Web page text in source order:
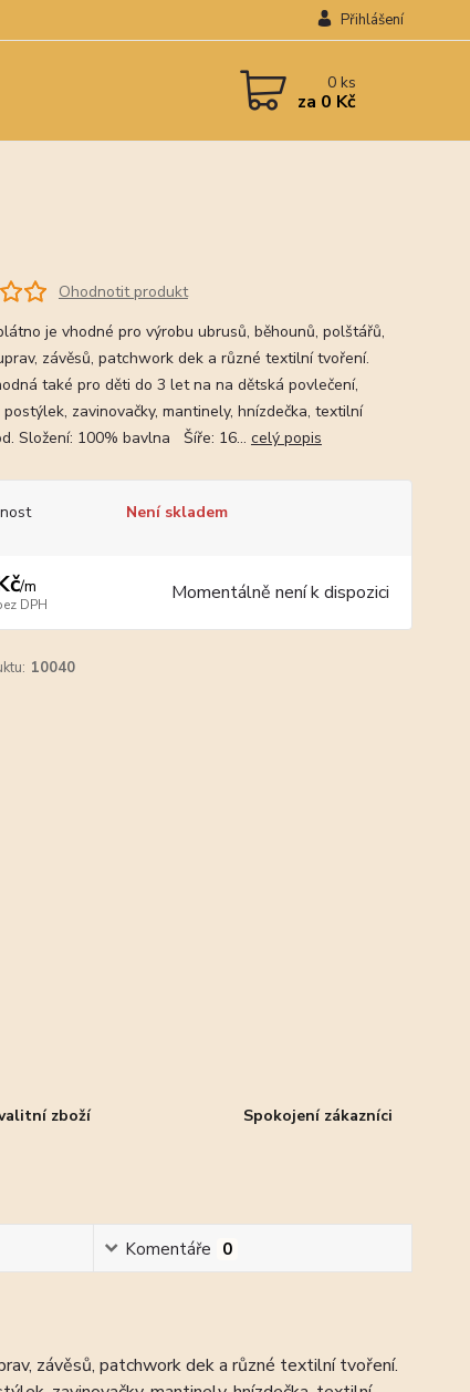
Přihlášení
0ks
za 0 Kč
Ohodnotit produkt
je vhodné pro výrobu ubrusů, běhounů, polštářů,
závěsů, patchwork dek a různé textilní tvoření.
také pro děti do 3 let na na dětská povlečení,
zavinovačky, mantinely, hnízdečka, textilní
Složení: 100% bavlna Šíře: 16... celý popis
Není skladem
/m
DPH Momentálně není k dispozici
10040
zboží Spokojení zákazníci
Komentáře 0
závěsů, patchwork dek a různé textilní tvoření.